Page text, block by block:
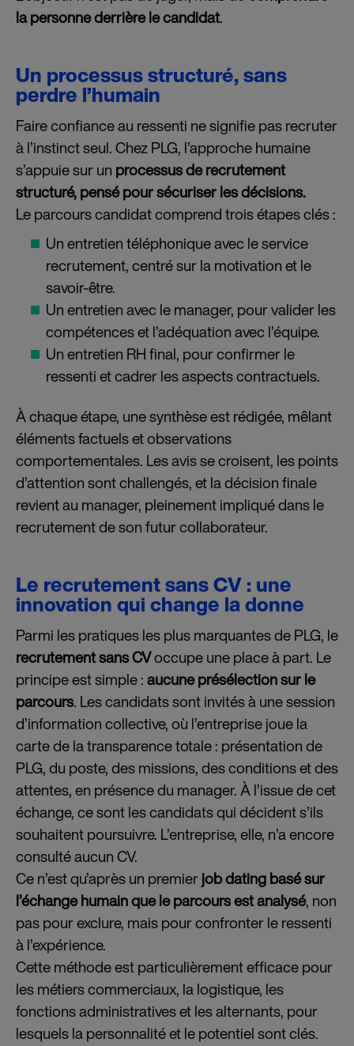
la personne derrière le candidat.
Un processus structuré, sans
perdre l’humain
Faire confiance au ressenti ne signifie pas recruter
à l’instinct seul. Chez PLG, l’approche humaine
s’appuie sur un processus de recrutement
structuré, pensé pour sécuriser les décisions.
Le parcours candidat comprend trois étapes clés :
Un entretien téléphonique avec le service
recrutement, centré sur la motivation et le
savoir-être.
Un entretien avec le manager, pour valider les
compétences et l’adéquation avec l’équipe.
Un entretien RH final, pour confirmer le
ressenti et cadrer les aspects contractuels.
À chaque étape, une synthèse est rédigée, mêlant
éléments factuels et observations
comportementales. Les avis se croisent, les points
d’attention sont challengés, et la décision finale
revient au manager, pleinement impliqué dans le
recrutement de son futur collaborateur.
Le recrutement sans CV : une
innovation qui change la donne
Parmi les pratiques les plus marquantes de PLG, le
recrutement sans CVoccupe une place à part. Le
principe est simple :aucune présélection sur le
parcours. Les candidats sont invités à une session
d’information collective, où l’entreprise joue la
carte de la transparence totale : présentation de
PLG, du poste, des missions, des conditions et des
attentes, en présence du manager. À l’issue de cet
échange, ce sont les candidats qui décident s’ils
souhaitent poursuivre. L’entreprise, elle, n’a encore
consulté aucun CV.
Ce n’est qu’après un premierjob dating basé sur
l’échange humain que le parcours est analysé, non
pas pour exclure, mais pour confronter le ressenti
à l’expérience.
Cette méthode est particulièrement efficace pour
les métiers commerciaux, la logistique, les
fonctions administratives et les alternants, pour
lesquels la personnalité et le potentiel sont clés.